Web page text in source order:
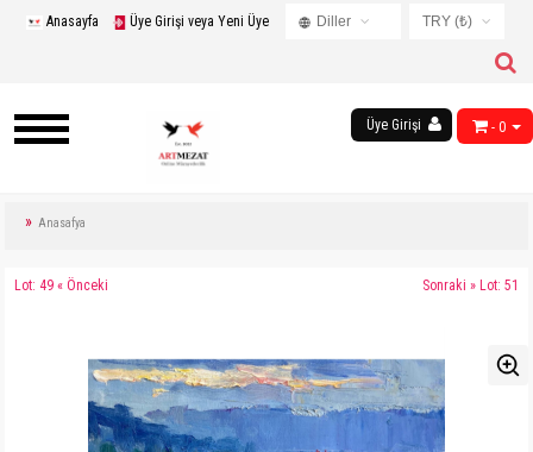
TRY (₺)
TRY (₺)
Diller
Russian
Anasayfa Üye Girişi veya Yeni Üye
- 0
Üye Girişi
Anasafya
Lot: 49 « Önceki Sonraki » Lot: 51